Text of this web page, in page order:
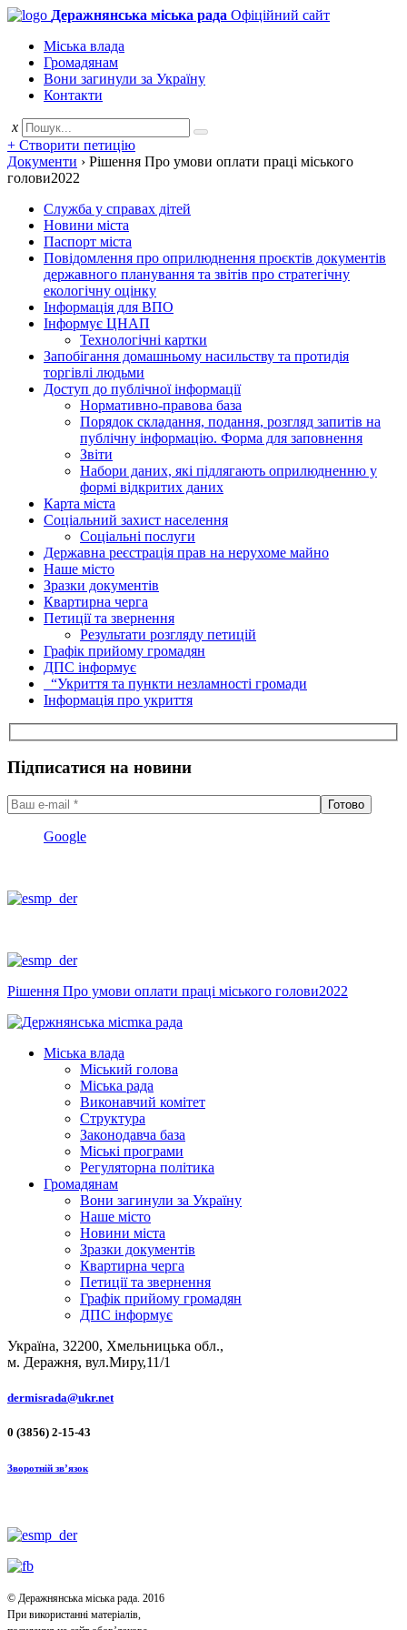
Деражнянська міська рада Офіційний сайт
Міська влада
Громадянам
Вони загинули за Україну
Контакти
x
+ Створити петицію
Документи › Рішення Про умови оплати праці міського
голови2022
Служба у справах дітей
Новини міста
Паспорт міста
Повідомлення про оприлюднення проєктів документів
державного планування та звітів про стратегічну
екологічну оцінку
Інформація для ВПО
Інформує ЦНАП
Технологічні картки
Запобігання домашньому насильству та протидія
торгівлі людьми
Доступ до публічної інформації
Нормативно-правова база
Порядок складання, подання, розгляд запитів на
публічну інформацію. Форма для заповнення
Звіти
Набори даних, які підлягають оприлюдненню у
формі відкритих даних
Карта міста
Соціальний захист населення
Соціальні послуги
Державна реєстрація прав на нерухоме майно
Наше місто
Зразки документів
Квартирна черга
Петиції та звернення
Результати розгляду петицій
Графік прийому громадян
ДПС інформує
“Укриття та пункти незламності громади
Інформація про укриття
Підписатися на новини
Google
Рішення Про умови оплати праці міського голови2022
Міська влада
Міський голова
Міська рада
Виконавчий комітет
Структура
Законодавча база
Міські програми
Регуляторна політика
Громадянам
Вони загинули за Україну
Наше місто
Новини міста
Зразки документів
Квартирна черга
Петиції та звернення
Графік прийому громадян
ДПС інформує
Україна, 32200, Хмельницька обл.,
м. Деражня, вул.Миру,11/1
dermisrada@ukr.net
0 (3856) 2-15-43
Зворотній зв’язок
© Деражнянська міська рада. 2016
При використанні матеріалів,